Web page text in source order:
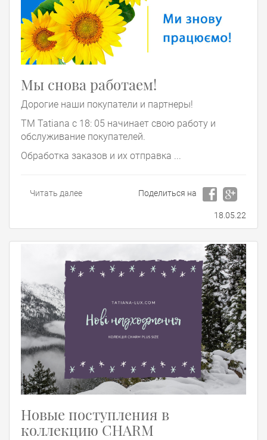
Мы снова работаем!
Дорогие наши покупатели и партнеры!
ТМ Tatiana с 18: 05 начинает свою работу и
обслуживание покупателей.
Обработка заказов и их отправка ...
Читать далее Поделиться на
18.05.22
Новые поступления в
коллекцию CHARM